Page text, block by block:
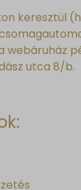
keresztül
webáruház
utca 8/b.